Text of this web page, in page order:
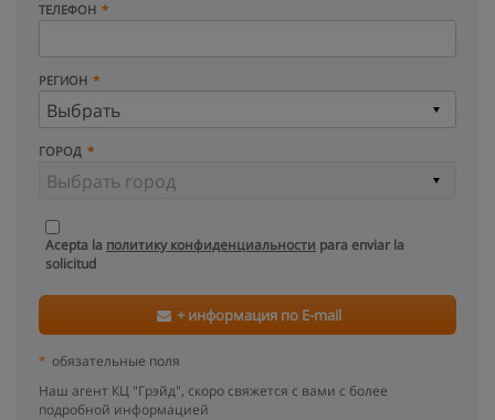
ТЕЛЕФОН
РЕГИОН
ГОРОД
Acepta la политику конфиденциальности para enviar la
solicitud
+ информация по E-mail
* обязательные поля
Наш агент КЦ "Грэйд", скоро свяжется с вами с более
подробной информацией